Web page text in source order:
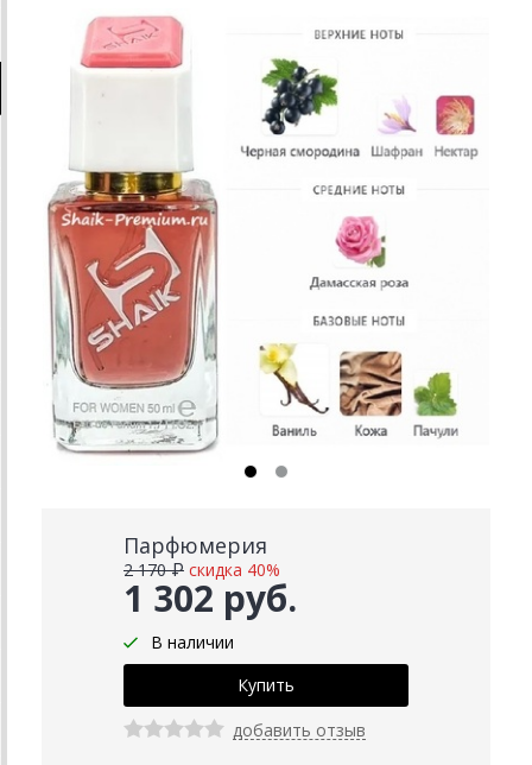
Парфюмерия
1 302 руб.
2 170 ₽ скидка 40%
В наличии
добавить отзыв